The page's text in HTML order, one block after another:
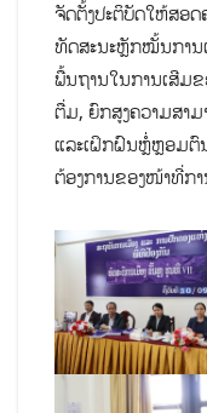
ຈັດຕັ້ງປະຕິບັດໃຫ້ສອ
ທັດສະນະຫຼັກໝັ້ນການເ
ພື້ນຖານໃນການເສີມ
ຕື່ມ, ຍົກສູງຄວາມສາມ
ແລະເຝິກຝົນຫຼໍ່ຫຼອມຕົ
ຕ້ອງການຂອງໜ້າທີ່ກ